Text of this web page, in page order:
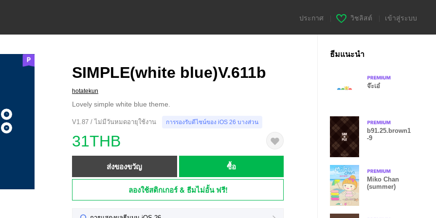
ประกาศ วิชลิสต์ เข้าสู่ระบบ
SIMPLE(white blue)V.611b
hotatekun
Lovely simple white blue theme.
V1.87 / ไม่มีวันหมดอายุใช้งาน การรองรับดีไซน์ของ iOS 26 บางส่วน
31THB
ส่งของขวัญ ซื้อ
ลองใช้สติกเกอร์ & ธีมไม่อั้น ฟรี!
ธีมแนะนำ
จ๊ะเอ๋
b91.25.brown1
-9
Miko Chan
(summer)